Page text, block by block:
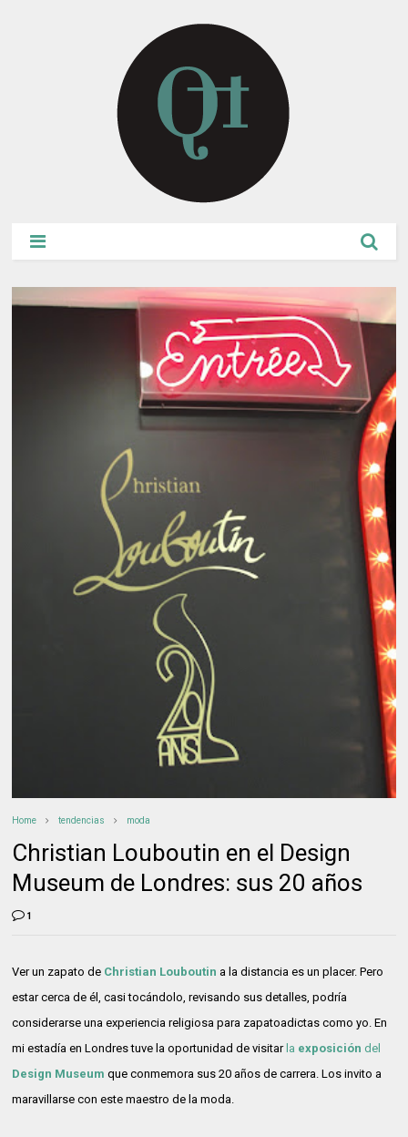
Home tendencias moda
Christian Louboutin en el Design
Museum de Londres: sus 20 años
1
Ver un zapato de Christian Louboutin a la distancia es un placer. Pero
estar cerca de él, casi tocándolo, revisando sus detalles, podría
considerarse una experiencia religiosa para zapatoadictas como yo. En
mi estadía en Londres tuve la oportunidad de visitar la exposición del
Design Museum que conmemora sus 20 años de carrera. Los invito a
maravillarse con este maestro de la moda.